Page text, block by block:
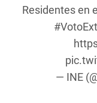
Residentes en
— INE